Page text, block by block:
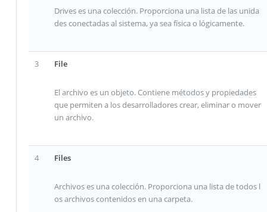
Drives es una colección. Proporciona una lista de las unida
des conectadas al sistema, ya sea física o lógicamente.
3 File
El archivo es un objeto. Contiene métodos y propiedades
que permiten a los desarrolladores crear, eliminar o mover
un archivo.
4 Files
Archivos es una colección. Proporciona una lista de todos l
os archivos contenidos en una carpeta.